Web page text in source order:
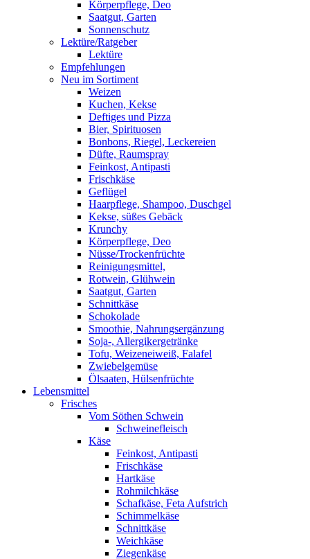
Körperpflege, Deo
Saatgut, Garten
Sonnenschutz
Lektüre/Ratgeber
Lektüre
Empfehlungen
Neu im Sortiment
Weizen
Kuchen, Kekse
Deftiges und Pizza
Bier, Spirituosen
Bonbons, Riegel, Leckereien
Düfte, Raumspray
Feinkost, Antipasti
Frischkäse
Geflügel
Haarpflege, Shampoo, Duschgel
Kekse, süßes Gebäck
Krunchy
Körperpflege, Deo
Nüsse/Trockenfrüchte
Reinigungsmittel,
Rotwein, Glühwein
Saatgut, Garten
Schnittkäse
Schokolade
Smoothie, Nahrungsergänzung
Soja-, Allergikergetränke
Tofu, Weizeneiweiß, Falafel
Zwiebelgemüse
Ölsaaten, Hülsenfrüchte
Lebensmittel
Frisches
Vom Söthen Schwein
Schweinefleisch
Käse
Feinkost, Antipasti
Frischkäse
Hartkäse
Rohmilchkäse
Schafkäse, Feta Aufstrich
Schimmelkäse
Schnittkäse
Weichkäse
Ziegenkäse